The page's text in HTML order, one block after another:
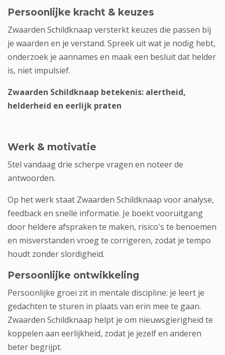
Persoonlijke kracht & keuzes
Zwaarden Schildknaap versterkt keuzes die passen bij
je waarden en je verstand. Spreek uit wat je nodig hebt,
onderzoek je aannames en maak een besluit dat helder
is, niet impulsief.
Zwaarden Schildknaap betekenis: alertheid,
helderheid en eerlijk praten
Werk & motivatie
Stel vandaag drie scherpe vragen en noteer de
antwoorden.
Op het werk staat Zwaarden Schildknaap voor analyse,
feedback en snelle informatie. Je boekt vooruitgang
door heldere afspraken te maken, risico's te benoemen
en misverstanden vroeg te corrigeren, zodat je tempo
houdt zonder slordigheid.
Persoonlijke ontwikkeling
Persoonlijke groei zit in mentale discipline: je leert je
gedachten te sturen in plaats van erin mee te gaan.
Zwaarden Schildknaap helpt je om nieuwsgierigheid te
koppelen aan eerlijkheid, zodat je jezelf en anderen
beter begrijpt.